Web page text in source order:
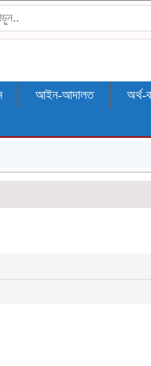
আইন-আদালত অর্থ-